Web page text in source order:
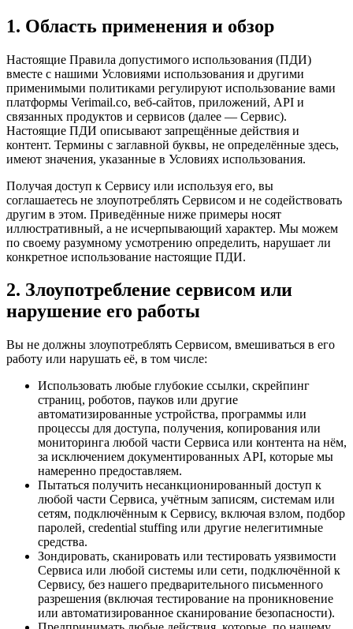
1. Область применения и обзор
Настоящие Правила допустимого использования (ПДИ)
вместе с нашими Условиями использования и другими
применимыми политиками регулируют использование вами
платформы Verimail.co, веб-сайтов, приложений, API и
связанных продуктов и сервисов (далее — Сервис).
Настоящие ПДИ описывают запрещённые действия и
контент. Термины с заглавной буквы, не определённые здесь,
имеют значения, указанные в Условиях использования.
Получая доступ к Сервису или используя его, вы
соглашаетесь не злоупотреблять Сервисом и не содействовать
другим в этом. Приведённые ниже примеры носят
иллюстративный, а не исчерпывающий характер. Мы можем
по своему разумному усмотрению определить, нарушает ли
конкретное использование настоящие ПДИ.
2. Злоупотребление сервисом или
нарушение его работы
Вы не должны злоупотреблять Сервисом, вмешиваться в его
работу или нарушать её, в том числе:
Использовать любые глубокие ссылки, скрейпинг
страниц, роботов, пауков или другие
автоматизированные устройства, программы или
процессы для доступа, получения, копирования или
мониторинга любой части Сервиса или контента на нём,
за исключением документированных API, которые мы
намеренно предоставляем.
Пытаться получить несанкционированный доступ к
любой части Сервиса, учётным записям, системам или
сетям, подключённым к Сервису, включая взлом, подбор
паролей, credential stuffing или другие нелегитимные
средства.
Зондировать, сканировать или тестировать уязвимости
Сервиса или любой системы или сети, подключённой к
Сервису, без нашего предварительного письменного
разрешения (включая тестирование на проникновение
или автоматизированное сканирование безопасности).